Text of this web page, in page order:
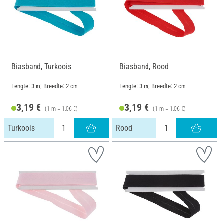
Biasband, Turkoois
Lengte: 3 m; Breedte: 2 cm
3,19 € (1 m = 1,06 €)
Turkoois
Biasband, Rood
Lengte: 3 m; Breedte: 2 cm
3,19 € (1 m = 1,06 €)
Rood